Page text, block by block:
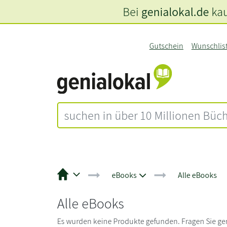
Gutschein
Bei genialokal.de
eBooks Alle eBooks
Alle eBooks
Es wurden keine Produkte gefunden. Fragen Sie